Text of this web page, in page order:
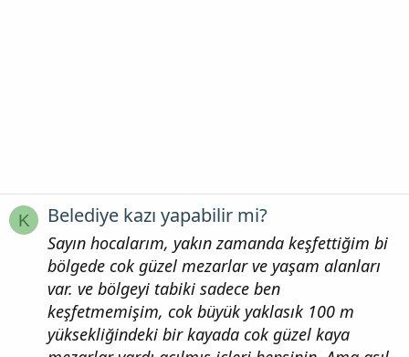
K Belediye kazı yapabilir mi?
Sayın hocalarım, yakın zamanda keşfettiğim bi
bölgede cok güzel mezarlar ve yaşam alanları
var. ve bölgeyi tabiki sadece ben
keşfetmemişim, cok büyük yaklasık 100 m
yüksekliğindeki bir kayada cok güzel kaya